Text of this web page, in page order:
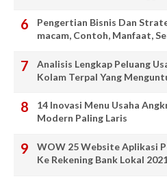
Pengertian Bisnis Dan
macam, Contoh, Manfaat,
Analisis Lengkap Peluang
Kolam Terpal Yang
14 Inovasi Menu Usaha
Modern Paling Laris
WOW 25 Website Aplikasi
Ke Rekening Bank Lokal